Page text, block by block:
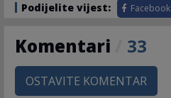
Podijelite vijest: Facebook
Komentari 33
OSTAVITE KOMENTAR